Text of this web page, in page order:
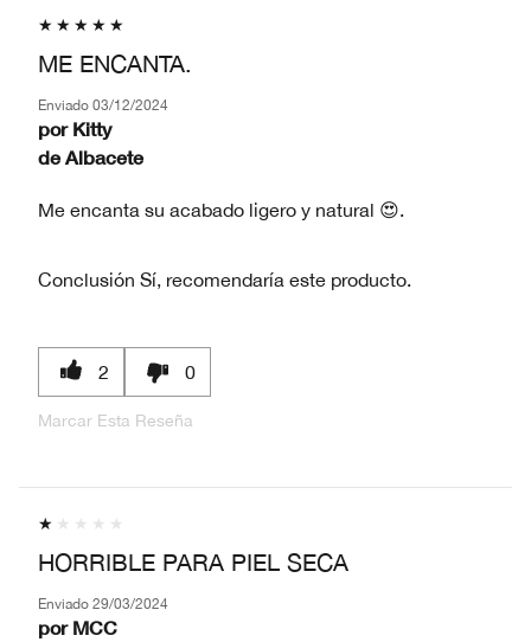
ME ENCANTA.
Enviado 03/12/2024
por Kitty
de Albacete
Me encanta su acabado ligero y natural 😍.
Conclusión Sí, recomendaría este producto.
2 0
Marcar Esta Reseña
HORRIBLE PARA PIEL SECA
Enviado 29/03/2024
por MCC